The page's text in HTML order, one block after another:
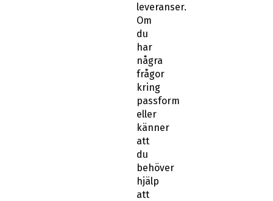
leveranser.
Om
du
har
några
frågor
kring
passform
eller
känner
att
du
behöver
hjälp
att